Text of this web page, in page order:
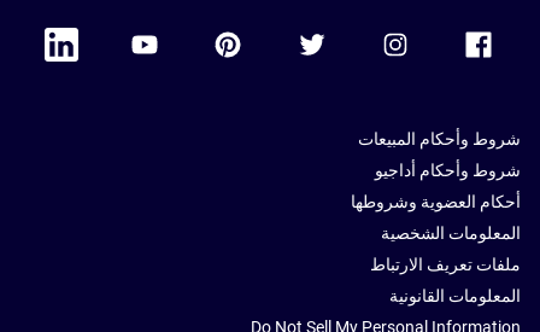
Accor Facebook
Accor Twitter
Accor Pinterest
Accor Youtube
Linkedin
شروط وأحكام المبيعات
شروط وأحكام أداجيو
أحكام العضوية وشروطها
المعلومات الشخصية
ملفات تعريف الارتباط
المعلومات القانونية
Do Not Sell My Personal Information